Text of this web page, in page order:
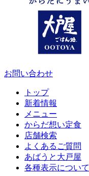
お問い合わせ
トップ
新着情報
メニュー
からだ想い定食
店舗検索
よくあるご質問
あばうと大戸屋
各種表示について